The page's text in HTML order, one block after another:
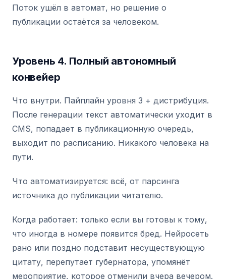
Поток ушёл в автомат, но решение о
публикации остаётся за человеком.
Уровень 4. Полный автономный
конвейер
Что внутри. Пайплайн уровня 3 + дистрибуция.
После генерации текст автоматически уходит в
CMS, попадает в публикационную очередь,
выходит по расписанию. Никакого человека на
пути.
Что автоматизируется: всё, от парсинга
источника до публикации читателю.
Когда работает: только если вы готовы к тому,
что иногда в номере появится бред. Нейросеть
рано или поздно подставит несуществующую
цитату, перепутает губернатора, упомянёт
мероприятие, которое отменили вчера вечером.